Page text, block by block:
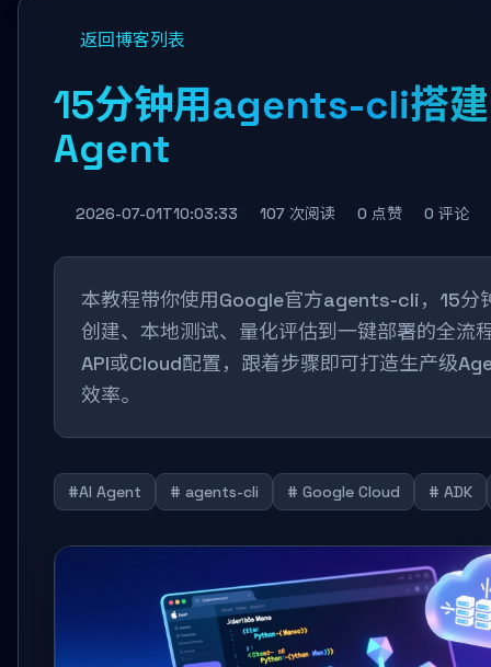
返回博客列表
15分钟用agents-cli搭
Agent
2026-07-01T10:03:33 107 次阅读 0 点赞 0 评论
本教程带你使用Google官方agents-cli，15分
创建、本地测试、量化评估到一键部署的全流
API或Cloud配置，跟着步骤即可打造生产级
效率。
#AI Agent # agents-cli # Google Cloud # ADK